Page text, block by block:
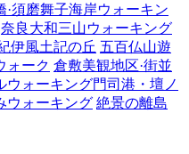
·須磨舞子海岸ウォーキン
奈良大和三山ウォーキング
伊風土記の丘 五百仏山遊
ォーク 倉敷美観地区·街並
ウォーキング門司港・壇ノ
ウォーキング 絶景の離島